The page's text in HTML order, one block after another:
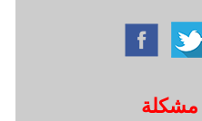
مشكلة